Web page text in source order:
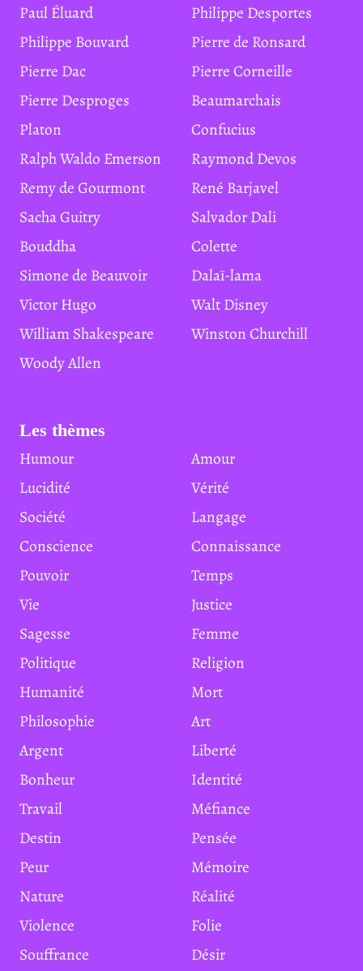
Paul Éluard
Philippe Desportes
Philippe Bouvard
Pierre de Ronsard
Pierre Dac
Pierre Corneille
Pierre Desproges
Beaumarchais
Platon
Confucius
Ralph Waldo Emerson
Raymond Devos
Remy de Gourmont
René Barjavel
Sacha Guitry
Salvador Dali
Bouddha
Colette
Simone de Beauvoir
Dalaï-lama
Victor Hugo
Walt Disney
William Shakespeare
Winston Churchill
Woody Allen
Les thèmes
Humour
Amour
Lucidité
Vérité
Société
Langage
Conscience
Connaissance
Pouvoir
Temps
Vie
Justice
Sagesse
Femme
Politique
Religion
Humanité
Mort
Philosophie
Art
Argent
Liberté
Bonheur
Identité
Travail
Méfiance
Destin
Pensée
Peur
Mémoire
Nature
Réalité
Violence
Folie
Souffrance
Désir